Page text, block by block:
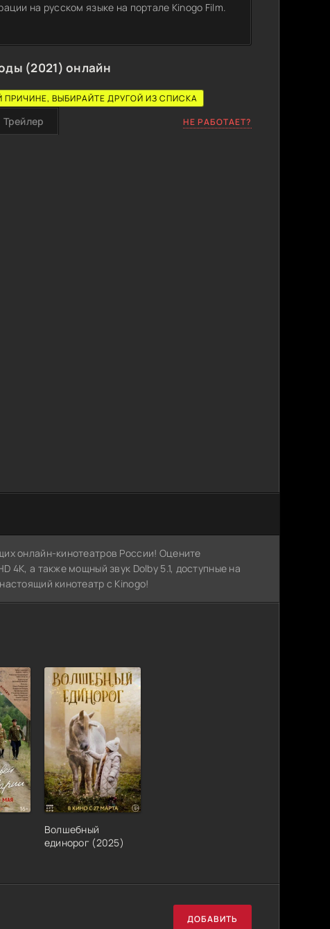
на русском языке на портале Kinogo Film.
(2021) онлайн
ВЫБИРАЙТЕ ДРУГОЙ ИЗ СПИСКА
Трейлер НЕ РАБОТАЕТ?
онлайн-кинотеатров России! Оцените
4K, а также мощный звук Dolby 5.1, доступные на
кинотеатр с Kinogo!
Волшебный
единорог (2025)
ДОБАВИТЬ